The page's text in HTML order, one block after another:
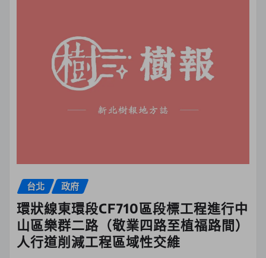
台北 政府
環狀線東環段CF710區段標工程進行中
山區樂群二路（敬業四路至植福路間）
人行道削減工程區域性交維